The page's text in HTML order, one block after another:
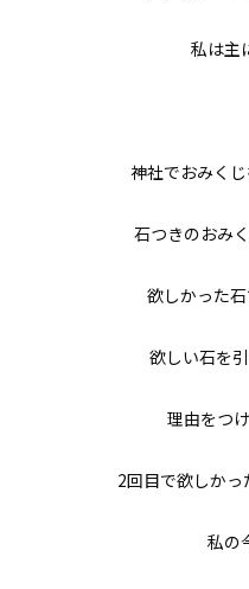
私は主
神社でおみく
石つきのおみ
欲しかった
欲しい石を
理由をつ
2回目で欲しか
私の